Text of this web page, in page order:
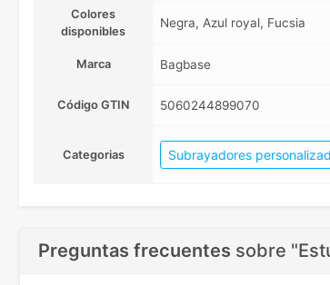
Colores
disponibles
Negra, Azul royal, Fucsia
Marca Bagbase
Código GTIN 5060244899070
Categorias Subrayadores
Preguntas frecuentes sobre